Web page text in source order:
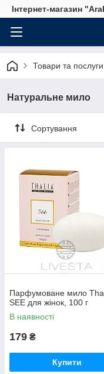
Інтернет-магазин
Товари та послуги
Натуральне мило
Сортування
Парфумоване мило
SEE для жінок, 100 г
В наявності
179 ₴
Купити